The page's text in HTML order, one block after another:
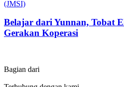
Belajar dari Yunnan, Tobat
Gerakan Koperasi
Bagian dari